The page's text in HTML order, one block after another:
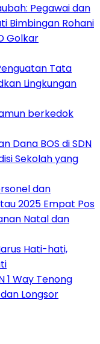
Pegawai dan
Bimbingan Rohani
Golkar
Tata
Lingkungan
berkedok
Dana BOS di SDN
Sekolah yang
dan
2025 Empat Pos
Natal dan
Hati-hati,
1 Way Tenong
Longsor